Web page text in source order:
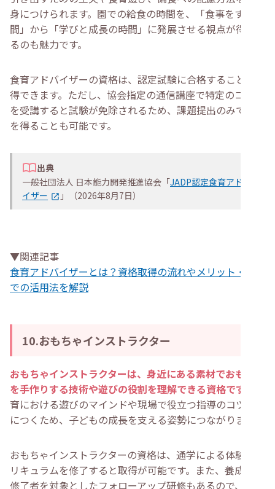
身につけられます。園での給食の時間を、「食事をする時
間」から「学びと成長の時間」に発展させる視点が得られ
るのも魅力です。
食育アドバイザーの資格は、認定試験に合格することで取
得できます。ただし、協会指定の通信講座で特定のコース
を受講すると試験が免除されるため、課題提出のみで資格
を得ることも可能です。
出典
一般社団法人 日本能力開発推進協会「JADP認定食育アドバ
イザー
」（2026年8月7日）
▼関連記事
食育アドバイザーとは？資格取得の流れやメリット・仕事
での活用法を解説
10.おもちゃインストラクター
おもちゃインストラクターは、身近にある素材でおもちゃ
を手作りする技術や遊びの役割を理解できる資格です
育における遊びのマインドや現場で役立つ指導のコツが身
につくため、子どもの成長を支える姿勢につながります。
おもちゃインストラクターの資格は、通学による体験型カ
リキュラムを修了すると取得が可能です。また、養成講座
修了者を対象としたフォローアップ研修もあるので、職場